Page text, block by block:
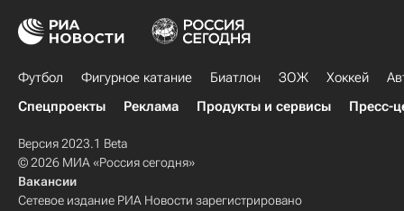
Футбол Фигурное катание Биатлон ЗОЖ Хоккей
Спецпроекты
Реклама Продукты и сервисы Пресс-
Версия 2023.1 Beta
© 2026 МИА «Россия сегодня»
Вакансии
Сетевое издание РИА Новости зарегистрировано